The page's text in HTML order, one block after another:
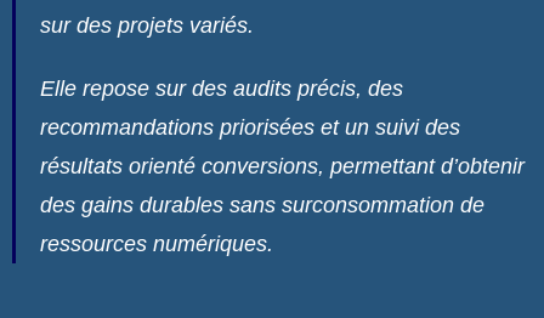
sur des projets variés.
Elle repose sur des audits précis, des
recommandations priorisées et un suivi des
résultats orienté conversions, permettant d’obtenir
des gains durables sans surconsommation de
ressources numériques.